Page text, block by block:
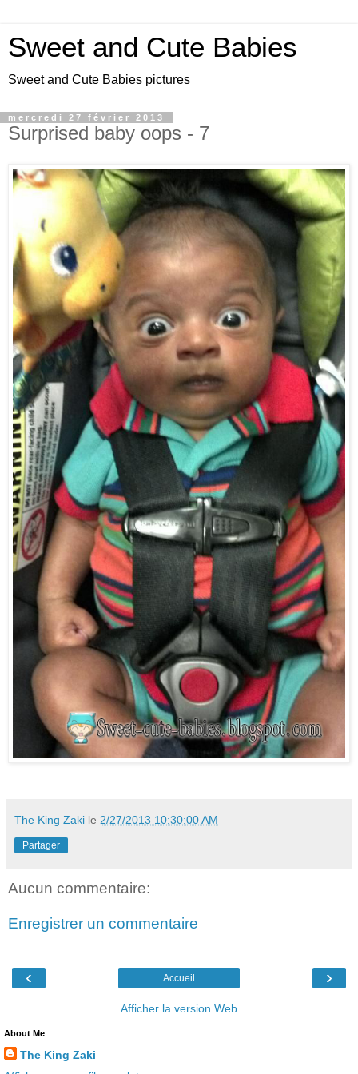
Sweet and Cute Babies
Sweet and Cute Babies pictures
mercredi 27 février 2013
Surprised baby oops - 7
The King Zaki le 2/27/2013 10:30:00 AM
Partager
Aucun commentaire:
Enregistrer un commentaire
‹ ›
Accueil
Afficher la version Web
About Me
The King Zaki